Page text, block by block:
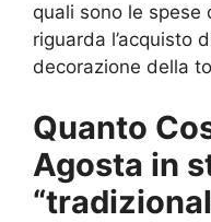
quali sono le spese
riguarda l’acquisto
decorazione della
Quanto
Agosta in